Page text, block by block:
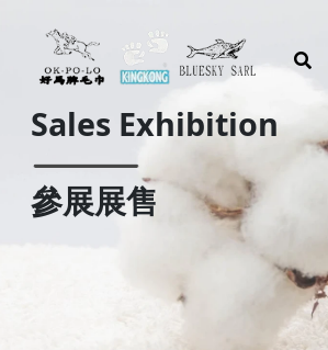
Sales Exhibition
參展展售